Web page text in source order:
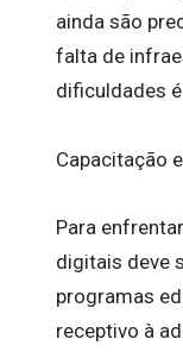
ainda são
falta de
dificuldades
Capacitação
Para
digitais deve
programas
receptivo à